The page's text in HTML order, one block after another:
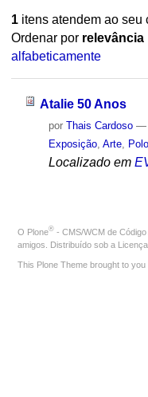
1itens atendem ao seu
Ordenar por relevância
alfabeticamente
Atalie 50 Anos
por Thais Cardoso —
Exposição, Arte,
Localizado em
O Plone® - CMS/WCM de Código
amigos. Distribuído sob a
This Plone Theme brought to you